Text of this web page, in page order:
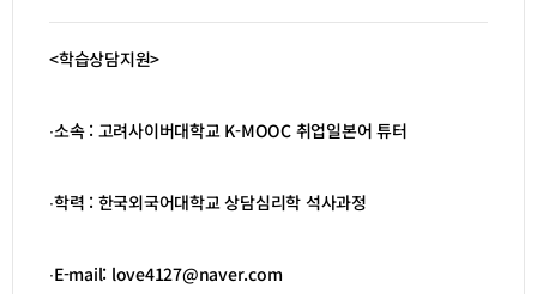
<학습상담지원>
∙소속 : 고려사이버대학교 K-MOOC 취업일본어 튜터
∙학력 : 한국외국어대학교 상담심리학 석사과정
∙E-mail: love4127@naver.com